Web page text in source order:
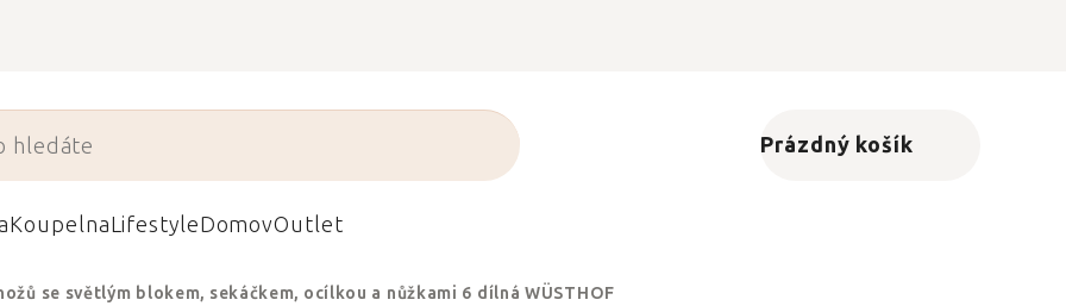
Nákupní košík
Prázdný košík
KoupelnaLifestyleDomovOutlet
se světlým blokem, sekáčkem, ocílkou a nůžkami 6 dílná WÜSTHOF